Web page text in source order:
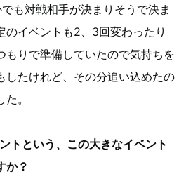
も対戦相手が決まりそうで決ま
のイベントも2、3回変わったり
もりで準備していたので気持ちを
したけれど、その分追い込めたの
。
トという、この大きなイベント
か？